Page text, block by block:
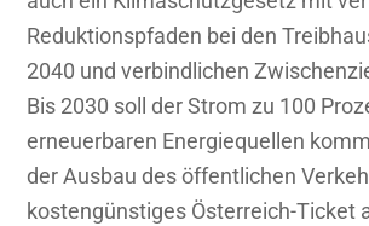
Reduktionspfaden bei den
2040 und verbindlichen
Bis 2030 soll der Strom zu 100
erneuerbaren Energiequellen
der Ausbau des öffentlichen
kostengünstiges Österreich-Ticket